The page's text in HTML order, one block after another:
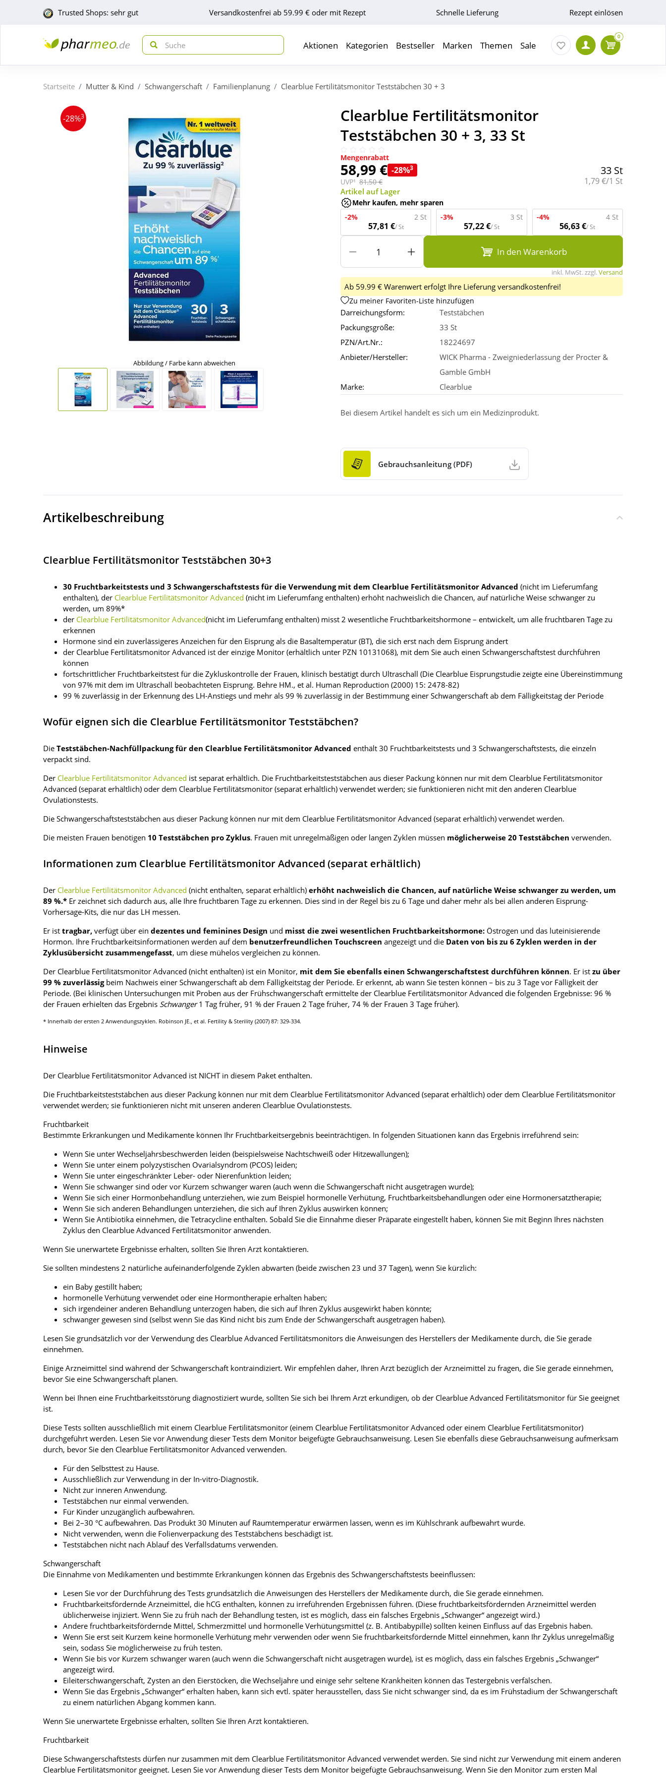
Trusted Shops: sehr gut Versandkostenfrei ab 59.99 € oder mit Rezept Schnelle Lieferung Rezept einlösen
Aktionen Kategorien Bestseller Marken Themen Sale
0
Startseite Mutter & Kind Schwangerschaft Familienplanung Clearblue Fertilitätsmonitor Teststäbchen 30 + 3
-28%3
Abbildung / Farbe kann abweichen
Clearblue Fertilitätsmonitor
Teststäbchen 30 + 3, 33 St
Mengenrabatt
58,99 € -28%3
UVP¹ 81,50 €
33 St
Grundpreis:
1,79 €/1 St
Artikel auf Lager
Mehr kaufen, mehr sparen
-2%
2 St
57,81 €/ St
-3% 3 St
57,22 €/ St
-4% 4 St
56,63 €/ St
In den Warenkorb
inkl. MwSt. zzgl.Versand
Ab 59.99 € Warenwert erfolgt Ihre Lieferung versandkostenfrei!
Zu meiner Favoriten-Liste hinzufügen
Darreichungsform:
Teststäbchen
Packungsgröße:
33 St
PZN/Art.Nr.:
18224697
Anbieter/Hersteller:
WICK Pharma - Zweigniederlassung der Procter &
Gamble GmbH
Marke:
Clearblue
Bei diesem Artikel handelt es sich um ein Medizinprodukt.
Gebrauchsanleitung (PDF)
Artikelbeschreibung
Clearblue Fertilitätsmonitor Teststäbchen 30+3
30 Fruchtbarkeitstests und 3 Schwangerschaftstests für die Verwendung mit dem Clearblue Fertilitätsmonitor Advanced (nicht im Lieferumfang
enthalten), der Clearblue Fertilitätsmonitor Advanced (nicht im Lieferumfang enthalten) erhöht nachweislich die Chancen, auf natürliche Weise schwanger zu
werden, um 89%*
der Clearblue Fertilitätsmonitor Advanced(nicht im Lieferumfang enthalten) misst 2 wesentliche Fruchtbarkeitshormone – entwickelt, um alle fruchtbaren Tage zu
erkennen
Hormone sind ein zuverlässigeres Anzeichen für den Eisprung als die Basaltemperatur (BT), die sich erst nach dem Eisprung ändert
der Clearblue Fertilitätsmonitor Advanced ist der einzige Monitor (erhältlich unter PZN 10131068), mit dem Sie auch einen Schwangerschaftstest durchführen
können
fortschrittlicher Fruchtbarkeitstest für die Zykluskontrolle der Frauen, klinisch bestätigt durch Ultraschall (Die Clearblue Eisprungstudie zeigte eine Übereinstimmung
von 97% mit dem im Ultraschall beobachteten Eisprung. Behre HM., et al. Human Reproduction (2000) 15: 2478-82)
99 % zuverlässig in der Erkennung des LH-Anstiegs und mehr als 99 % zuverlässig in der Bestimmung einer Schwangerschaft ab dem Fälligkeitstag der Periode
Wofür eignen sich die Clearblue Fertilitätsmonitor Teststäbchen?
Die Teststäbchen-Nachfüllpackung für den Clearblue Fertilitätsmonitor Advanced enthält 30 Fruchtbarkeitstests und 3 Schwangerschaftstests, die einzeln
verpackt sind.
Der Clearblue Fertilitätsmonitor Advanced ist separat erhältlich. Die Fruchtbarkeitsteststäbchen aus dieser Packung können nur mit dem Clearblue Fertilitätsmonitor
Advanced (separat erhältlich) oder dem Clearblue Fertilitätsmonitor (separat erhältlich) verwendet werden; sie funktionieren nicht mit den anderen Clearblue
Ovulationstests.
Die Schwangerschaftsteststäbchen aus dieser Packung können nur mit dem Clearblue Fertilitätsmonitor Advanced (separat erhältlich) verwendet werden.
Die meisten Frauen benötigen 10 Teststäbchen pro Zyklus. Frauen mit unregelmäßigen oder langen Zyklen müssen möglicherweise 20 Teststäbchen verwenden.
Informationen zum Clearblue Fertilitätsmonitor Advanced (separat erhältlich)
Der Clearblue Fertilitätsmonitor Advanced (nicht enthalten, separat erhältlich) erhöht nachweislich die Chancen, auf natürliche Weise schwanger zu werden, um
89 %.* Er zeichnet sich dadurch aus, alle Ihre fruchtbaren Tage zu erkennen. Dies sind in der Regel bis zu 6 Tage und daher mehr als bei allen anderen Eisprung-
Vorhersage-Kits, die nur das LH messen.
Er ist tragbar, verfügt über ein dezentes und feminines Design und misst die zwei wesentlichen Fruchtbarkeitshormone: Östrogen und das luteinisierende
Hormon. Ihre Fruchtbarkeitsinformationen werden auf dem benutzerfreundlichen Touchscreen angezeigt und die Daten von bis zu 6 Zyklen werden in der
Zyklusübersicht zusammengefasst, um diese mühelos vergleichen zu können.
Der Clearblue Fertilitätsmonitor Advanced (nicht enthalten) ist ein Monitor, mit dem Sie ebenfalls einen Schwangerschaftstest durchführen können. Er ist zu über
99 % zuverlässigbeim Nachweis einer Schwangerschaft ab dem Fälligkeitstag der Periode. Er erkennt, ab wann Sie testen können – bis zu 3 Tage vor Fälligkeit der
Periode. (Bei klinischen Untersuchungen mit Proben aus der Frühschwangerschaft ermittelte der Clearblue Fertilitätsmonitor Advanced die folgenden Ergebnisse: 96 %
der Frauen erhielten das Ergebnis Schwanger1 Tag früher, 91 % der Frauen 2 Tage früher, 74 % der Frauen 3 Tage früher).
* Innerhalb der ersten 2 Anwendungszyklen. Robinson JE., et al. Fertility & Sterility (2007) 87: 329-334.
Hinweise
Der Clearblue Fertilitätsmonitor Advanced ist NICHT in diesem Paket enthalten.
Die Fruchtbarkeitsteststäbchen aus dieser Packung können nur mit dem Clearblue Fertilitätsmonitor Advanced (separat erhältlich) oder dem Clearblue Fertilitätsmonitor
verwendet werden; sie funktionieren nicht mit unseren anderen Clearblue Ovulationstests.
Fruchtbarkeit
Bestimmte Erkrankungen und Medikamente können Ihr Fruchtbarkeitsergebnis beeinträchtigen. In folgenden Situationen kann das Ergebnis irreführend sein:
Wenn Sie unter Wechseljahrsbeschwerden leiden (beispielsweise Nachtschweiß oder Hitzewallungen);
Wenn Sie unter einem polyzystischen Ovarialsyndrom (PCOS) leiden;
Wenn Sie unter eingeschränkter Leber- oder Nierenfunktion leiden;
Wenn Sie schwanger sind oder vor Kurzem schwanger waren (auch wenn die Schwangerschaft nicht ausgetragen wurde);
Wenn Sie sich einer Hormonbehandlung unterziehen, wie zum Beispiel hormonelle Verhütung, Fruchtbarkeitsbehandlungen oder eine Hormonersatztherapie;
Wenn Sie sich anderen Behandlungen unterziehen, die sich auf Ihren Zyklus auswirken können;
Wenn Sie Antibiotika einnehmen, die Tetracycline enthalten. Sobald Sie die Einnahme dieser Präparate eingestellt haben, können Sie mit Beginn Ihres nächsten
Zyklus den Clearblue Advanced Fertilitätsmonitor anwenden.
Wenn Sie unerwartete Ergebnisse erhalten, sollten Sie Ihren Arzt kontaktieren.
Sie sollten mindestens 2 natürliche aufeinanderfolgende Zyklen abwarten (beide zwischen 23 und 37 Tagen), wenn Sie kürzlich:
ein Baby gestillt haben;
hormonelle Verhütung verwendet oder eine Hormontherapie erhalten haben;
sich irgendeiner anderen Behandlung unterzogen haben, die sich auf Ihren Zyklus ausgewirkt haben könnte;
schwanger gewesen sind (selbst wenn Sie das Kind nicht bis zum Ende der Schwangerschaft ausgetragen haben).
Lesen Sie grundsätzlich vor der Verwendung des Clearblue Advanced Fertilitätsmonitors die Anweisungen des Herstellers der Medikamente durch, die Sie gerade
einnehmen.
Einige Arzneimittel sind während der Schwangerschaft kontraindiziert. Wir empfehlen daher, Ihren Arzt bezüglich der Arzneimittel zu fragen, die Sie gerade einnehmen,
bevor Sie eine Schwangerschaft planen.
Wenn bei Ihnen eine Fruchtbarkeitsstörung diagnostiziert wurde, sollten Sie sich bei Ihrem Arzt erkundigen, ob der Clearblue Advanced Fertilitätsmonitor für Sie geeignet
ist.
Diese Tests sollten ausschließlich mit einem Clearblue Fertilitätsmonitor (einem Clearblue Fertilitätsmonitor Advanced oder einem Clearblue Fertilitätsmonitor)
durchgeführt werden. Lesen Sie vor Anwendung dieser Tests dem Monitor beigefügte Gebrauchsanweisung. Lesen Sie ebenfalls diese Gebrauchsanweisung aufmerksam
durch, bevor Sie den Clearblue Fertilitätsmonitor Advanced verwenden.
Für den Selbsttest zu Hause.
Ausschließlich zur Verwendung in der In-vitro-Diagnostik.
Nicht zur inneren Anwendung.
Teststäbchen nur einmal verwenden.
Für Kinder unzugänglich aufbewahren.
Bei 2–30 °C aufbewahren. Das Produkt 30 Minuten auf Raumtemperatur erwärmen lassen, wenn es im Kühlschrank aufbewahrt wurde.
Nicht verwenden, wenn die Folienverpackung des Teststäbchens beschädigt ist.
Teststäbchen nicht nach Ablauf des Verfallsdatums verwenden.
Schwangerschaft
Die Einnahme von Medikamenten und bestimmte Erkrankungen können das Ergebnis des Schwangerschaftstests beeinflussen:
Lesen Sie vor der Durchführung des Tests grundsätzlich die Anweisungen des Herstellers der Medikamente durch, die Sie gerade einnehmen.
Fruchtbarkeitsfördernde Arzneimittel, die hCG enthalten, können zu irreführenden Ergebnissen führen. (Diese fruchtbarkeitsfördernden Arzneimittel werden
üblicherweise injiziert. Wenn Sie zu früh nach der Behandlung testen, ist es möglich, dass ein falsches Ergebnis „Schwanger“ angezeigt wird.)
Andere fruchtbarkeitsfördernde Mittel, Schmerzmittel und hormonelle Verhütungsmittel (z. B. Antibabypille) sollten keinen Einfluss auf das Ergebnis haben.
Wenn Sie erst seit Kurzem keine hormonelle Verhütung mehr verwenden oder wenn Sie fruchtbarkeitsfördernde Mittel einnehmen, kann Ihr Zyklus unregelmäßig
sein, sodass Sie möglicherweise zu früh testen.
Wenn Sie bis vor Kurzem schwanger waren (auch wenn die Schwangerschaft nicht ausgetragen wurde), ist es möglich, dass ein falsches Ergebnis „Schwanger“
angezeigt wird.
Eileiterschwangerschaft, Zysten an den Eierstöcken, die Wechseljahre und einige sehr seltene Krankheiten können das Testergebnis verfälschen.
Wenn Sie das Ergebnis „Schwanger“ erhalten haben, kann sich evtl. später herausstellen, dass Sie nicht schwanger sind, da es im Frühstadium der Schwangerschaft
zu einem natürlichen Abgang kommen kann.
Wenn Sie unerwartete Ergebnisse erhalten, sollten Sie Ihren Arzt kontaktieren.
Fruchtbarkeit
Diese Schwangerschaftstests dürfen nur zusammen mit dem Clearblue Fertilitätsmonitor Advanced verwendet werden. Sie sind nicht zur Verwendung mit einem anderen
Clearblue Fertilitätsmonitor geeignet. Lesen Sie vor Anwendung dieser Tests dem Monitor beigefügte Gebrauchsanweisung. Wenn Sie den Monitor zum ersten Mal